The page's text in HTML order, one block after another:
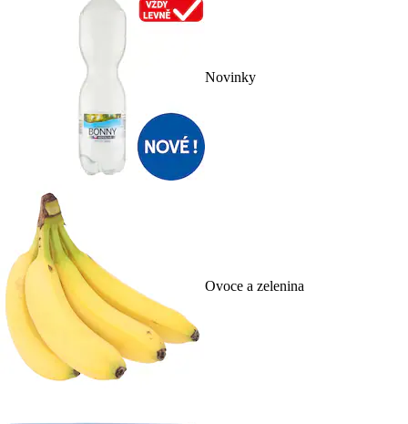
Novinky
Ovoce a zelenina